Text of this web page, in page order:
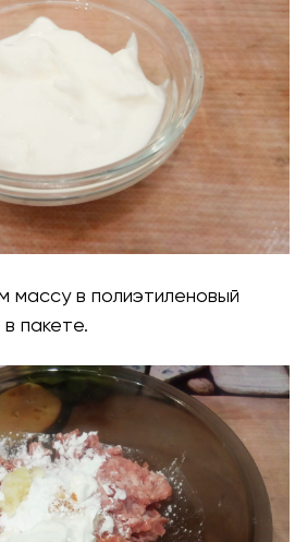
массу в полиэтиленовый
пакете.